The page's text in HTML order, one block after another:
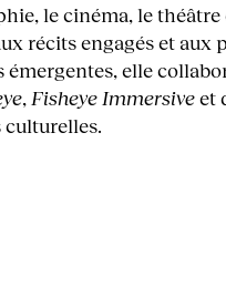
le cinéma, le théâtre
récits engagés et aux
émergentes, elle
, Fisheye Immersiveet
culturelles.